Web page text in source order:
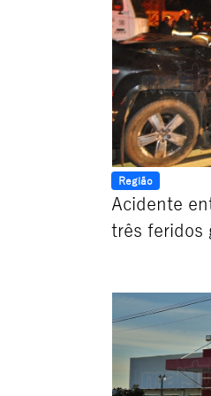
Região
Acidente
três feridos